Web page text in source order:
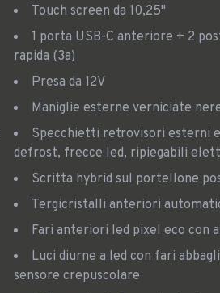
Touch screen da 10,25"
1 porta USB-C anteriore + 2 posteriori con ricarica
rapida (3a)
Presa da 12V
Maniglie esterne verniciate
Specchietti retrovisori esterni elettrici, funzione
defrost, frecce led, ripiegabili
Scritta hybrid sul portellone
Tergicristalli anteriori
Fari anteriori led pixel eco con
Luci diurne a led con fari abbaglianti automatici e
sensore crepuscolare